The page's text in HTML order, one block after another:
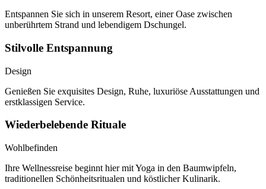
Entspannen Sie sich in unserem Resort, einer Oase zwischen
unberührtem Strand und lebendigem Dschungel.
Stilvolle Entspannung
Design
Genießen Sie exquisites Design, Ruhe, luxuriöse Ausstattungen und
erstklassigen Service.
Wiederbelebende Rituale
Wohlbefinden
Ihre Wellnessreise beginnt hier mit Yoga in den Baumwipfeln,
traditionellen Schönheitsritualen und köstlicher Kulinarik.